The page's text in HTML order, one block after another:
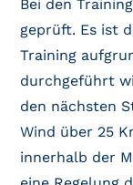
Bei den
geprüft. Es ist
Training
durchgeführt
den nächsten
Wind über 25
innerhalb der